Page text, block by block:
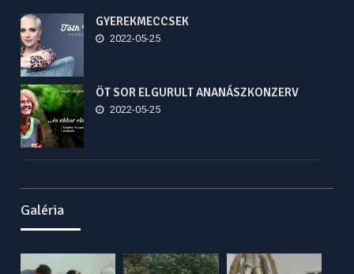
GYEREKMECCSEK
2022-05-25
ÖT SOR ELGURULT ANANÁSZKONZERV
2022-05-25
Galéria